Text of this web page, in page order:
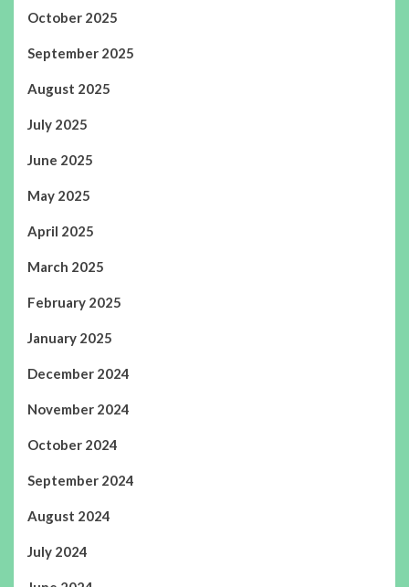
October 2025
September 2025
August 2025
July 2025
June 2025
May 2025
April 2025
March 2025
February 2025
January 2025
December 2024
November 2024
October 2024
September 2024
August 2024
July 2024